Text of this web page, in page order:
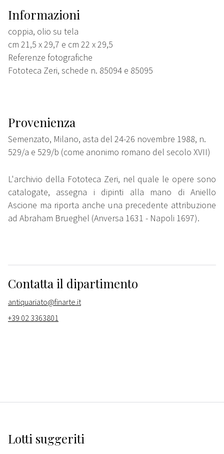
Informazioni
coppia, olio su tela
cm 21,5 x 29,7 e cm 22 x 29,5
Referenze fotografiche
Fototeca Zeri, schede n. 85094 e 85095
Provenienza
Semenzato, Milano, asta del 24-26 novembre 1988, n.
529/a e 529/b (come anonimo romano del secolo XVII)
L'archivio della Fototeca Zeri, nel quale le opere sono
catalogate, assegna i dipinti alla mano di Aniello
Ascione ma riporta anche una precedente attribuzione
ad Abraham Brueghel (Anversa 1631 - Napoli 1697).
Contatta il dipartimento
antiquariato@finarte.it
+39 02 3363801
Lotti suggeriti